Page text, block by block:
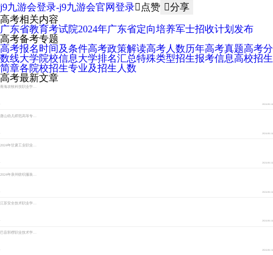
j9九游会登录-j9九游会官网登录
点赞
分享
高考相关内容
广东省教育考试院2024年广东省定向培养军士招收计划发布
高考备考专题
高考报名时间及条件高考政策解读高考人数历年高考真题高考分
数线大学院校信息大学排名汇总特殊类型招生报考信息高校招生
简章各院校招生专业及招生人数
高考最新文章
2024-06-14
2024-06-14
2024-06-14
2024-06-14
2024-06-14
2024-06-14